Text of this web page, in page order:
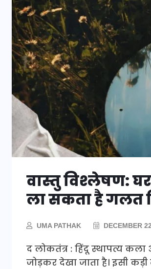
वास्तु विश्लेषण:
ला सकता है गलत
UMA PATHAK DECEMBER
द लोकतंत्र : हिंदू स्थापत्य कला
जोड़कर देखा जाता है। इसी कड़ी